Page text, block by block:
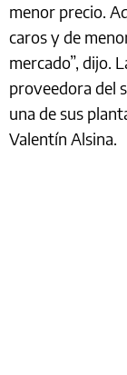
menor precio.
caros y de
mercado”, dijo.
proveedora del
una de sus
Valentín Alsina.